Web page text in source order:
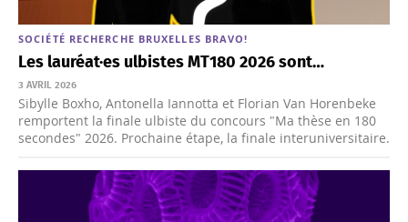
SOCIÉTÉ RECHERCHE BRUXELLES BRAVO!
Les lauréat·es ulbistes MT180 2026 sont…
3 AVRIL 2026
Sibylle Boxho, Antonella Iannotta et Florian Van Horenbeke
remportent la finale ulbiste du concours "Ma thèse en 180
secondes" 2026. Prochaine étape, la finale interuniversitaire.